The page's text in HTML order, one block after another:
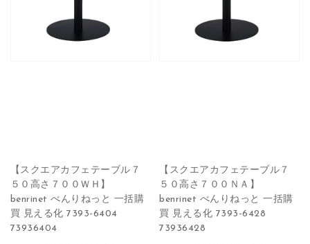
【スクエアカフェテーブル７
５０高さ７００ＷＨ】
benrinet べんりねっと 一括購
買 見える化 7393-6404
73936404
【スクエアカフェテーブル７
５０高さ７００ＮＡ】
benrinet べんりねっと 一括購
買 見える化 7393-6428
73936428